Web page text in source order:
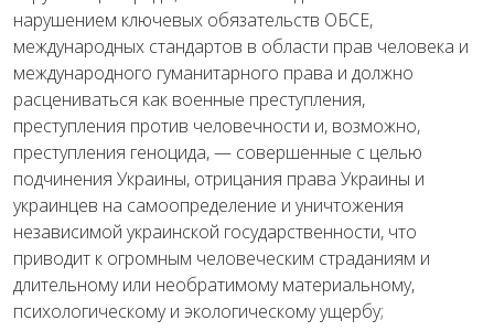
нарушением ключевых обязательств ОБСЕ,
международных стандартов в области прав человека и
международного гуманитарного права и должно
расцениваться как военные преступления,
преступления против человечности и, возможно,
преступления геноцида,— совершенные с целью
подчинения Украины, отрицания права Украины и
украинцев на самоопределение и уничтожения
независимой украинской государственности, что
приводит к огромным человеческим страданиям и
длительному или необратимому материальному,
психологическому и экологическомуущербу;